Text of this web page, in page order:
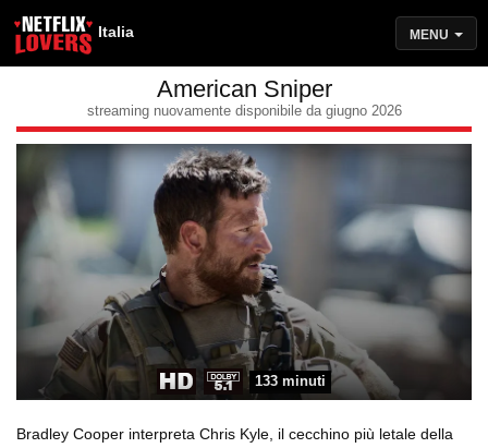
Italia MENU
American Sniper
streaming nuovamente disponibile da giugno 2026
133 minuti
Bradley Cooper interpreta Chris Kyle, il cecchino più letale della